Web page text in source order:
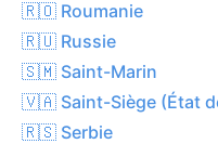
🇷🇴 Roumanie
🇷🇺 Russie
🇸🇲 Saint-Marin
🇻🇦 Saint-Siège (État
🇷🇸 Serbie